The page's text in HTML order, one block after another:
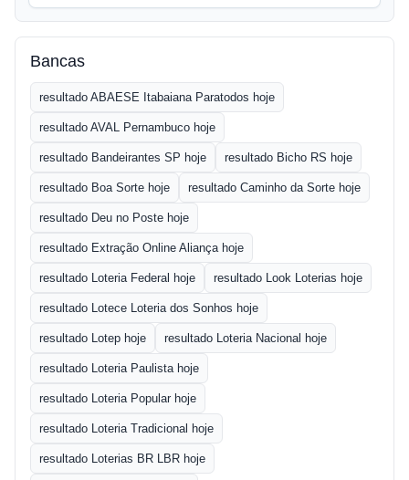
Bancas
resultado ABAESE Itabaiana Paratodos hoje
resultado AVAL Pernambuco hoje
resultado Bandeirantes SP hoje resultado Bicho RS hoje
resultado Boa Sorte hoje resultado Caminho da Sorte hoje
resultado Deu no Poste hoje
resultado Extração Online Aliança hoje
resultado Loteria Federal hoje resultado Look Loterias hoje
resultado Lotece Loteria dos Sonhos hoje
resultado Lotep hoje resultado Loteria Nacional hoje
resultado Loteria Paulista hoje
resultado Loteria Popular hoje
resultado Loteria Tradicional hoje
resultado Loterias BR LBR hoje